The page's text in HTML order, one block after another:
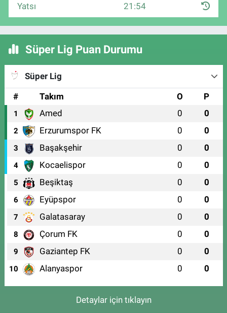
Yatsı 21:54
Süper Lig Puan Durumu
Süper Lig
#
Takım O P
1 Amed 0 0
2 Erzurumspor FK 0 0
3 Başakşehir 0 0
4 Kocaelispor 0 0
5 Beşiktaş 0 0
6 Eyüpspor 0 0
7 Galatasaray 0 0
8 Çorum FK 0 0
9 Gaziantep FK 0 0
10 Alanyaspor 0 0
Detaylar için tıklayın